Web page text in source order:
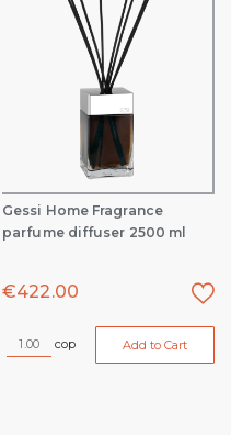
Gessi Home Fragrance
parfume diffuser 2500 ml
€422.00
cop Add to Cart